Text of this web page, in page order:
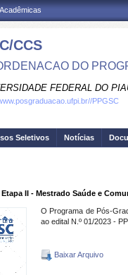
CCS
DO
FEDERAL DO
PPGSC
Seletivos Notícias
II - Mestrado Saúde e
O Programa de Pós-
ao edital N.º 01/2023 -
Baixar Arquivo